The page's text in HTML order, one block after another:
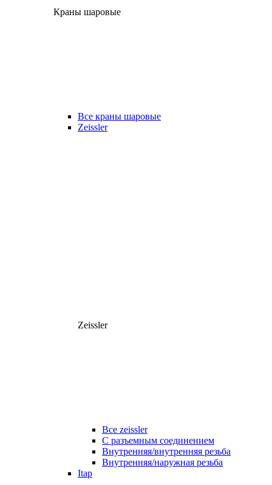
Краны шаровые
Все краны шаровые
Zeissler
Zeissler
Все zeissler
С разъемным соединением
Внутренняя/внутренняя резьба
Внутренняя/наружная резьба
Itap